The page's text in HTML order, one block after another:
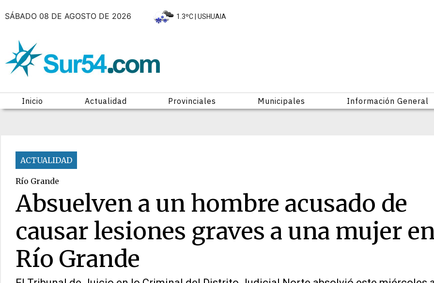
SÁBADO 08 DE AGOSTO DE 2026 1.3ºC | USHUAIA
Inicio Actualidad Provinciales Municipales Información General
ACTUALIDAD
Río Grande
Absuelven a un hombre acusado de
causar lesiones graves a una mujer
Río Grande